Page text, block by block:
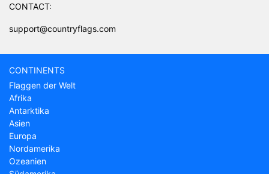
CONTACT:
support@countryflags.com
CONTINENTS
Flaggen der Welt
Afrika
Antarktika
Asien
Europa
Nordamerika
Ozeanien